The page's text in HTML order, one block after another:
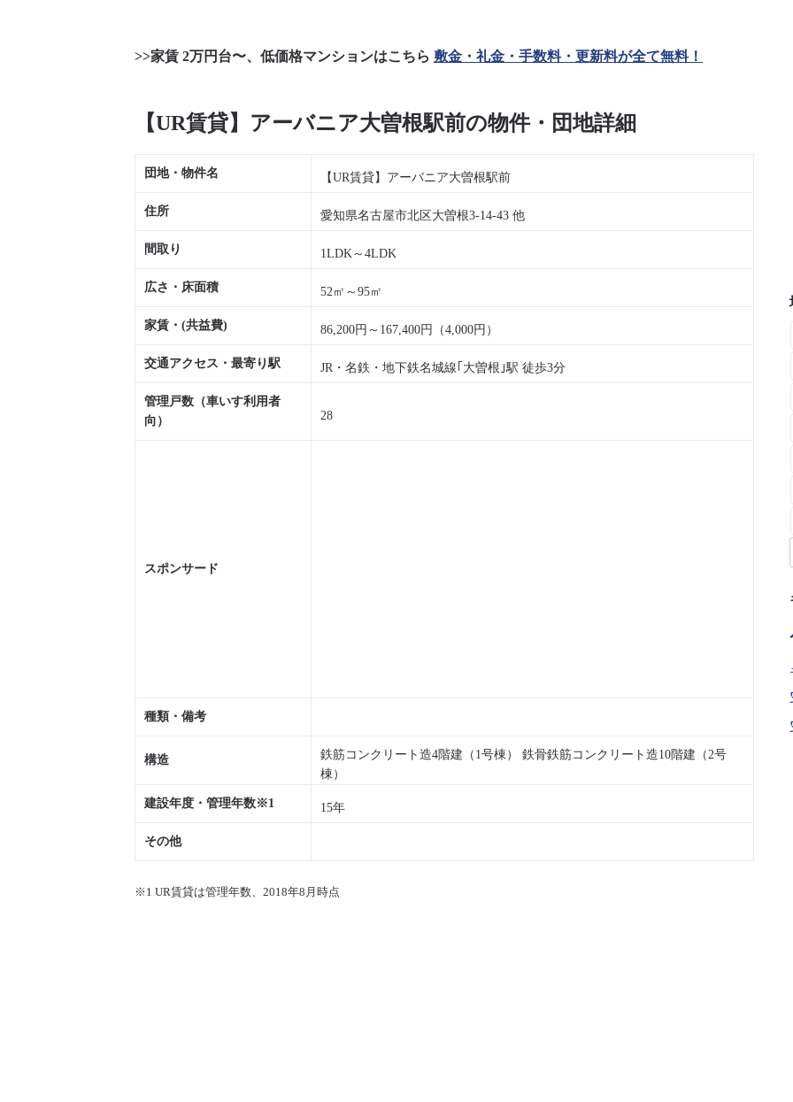
>>家賃 2万円台〜、低価格マンションはこちら 敷金・礼金・手数料・更新料が全て無料！
【UR賃貸】アーバニア大曽根駅前の物件・団地詳細
団地・物件名 【UR賃貸】アーバニア大曽根駅前
住所 愛知県名古屋市北区大曽根3-14-43 他
間取り 1LDK～4LDK
広さ・床面積 52㎡～95㎡
家賃・(共益費) 86,200円～167,400円（4,000円）
交通アクセス・最寄り駅 JR・名鉄・地下鉄名城線｢大曽根｣駅 徒歩3分
管理戸数（車いす利用者
向）
28
スポンサード
種類・備考
構造
鉄筋コンクリート造4階建（1号棟） 鉄骨鉄筋コンクリート造10階建（2号
棟）
建設年度・管理年数※1 15年
その他
※1 UR賃貸は管理年数、2018年8月時点